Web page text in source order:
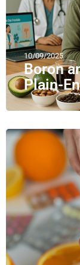
10/09/2025
Boron
Plain-